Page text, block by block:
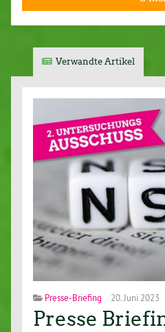
Verwandte Artikel
Presse-Briefing 20. Juni 2023
Presse